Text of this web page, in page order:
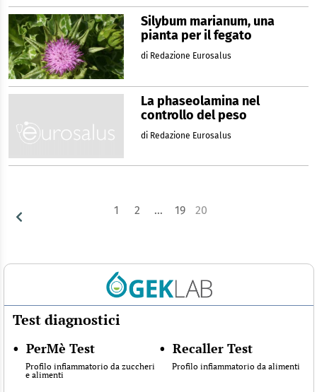
Silybum marianum, una
pianta per il fegato
di Redazione Eurosalus
La phaseolamina nel
controllo del peso
di Redazione Eurosalus
1 2 … 19 20
Test diagnostici
• PerMè Test
Profilo infiammatorio da zuccheri
e alimenti
• Recaller Test
Profilo infiammatorio da alimenti